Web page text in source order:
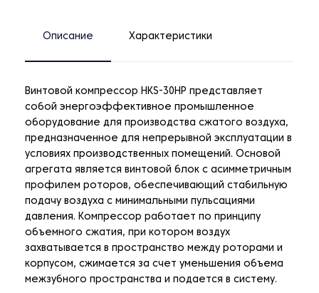
Описание Характеристики
Винтовой компрессор HKS-30HP представляет
собой энергоэффективное промышленное
оборудование для производства сжатого воздуха,
предназначенное для непрерывной эксплуатации в
условиях производственных помещений. Основой
агрегата является винтовой блок с асимметричным
профилем роторов, обеспечивающий стабильную
подачу воздуха с минимальными пульсациями
давления. Компрессор работает по принципу
объемного сжатия, при котором воздух
захватывается в пространство между роторами и
корпусом, сжимается за счет уменьшения объема
межзубного пространства и подается в систему.